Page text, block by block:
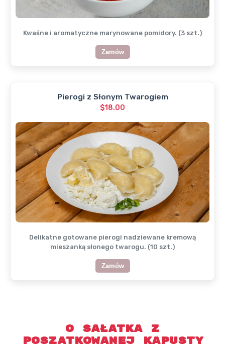
Kwaśne i aromatyczne marynowane pomidory. (3 szt.)
Zamów
Pierogi z Słonym Twarogiem
$18.00
Delikatne gotowane pierogi nadziewane kremową
mieszanką słonego twarogu. (10 szt.)
Zamów
O Sałatka z
poszatkowanej kapusty